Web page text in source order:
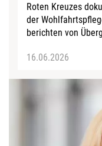
Roten Kreuzes
der
berichten von
16.06.2026